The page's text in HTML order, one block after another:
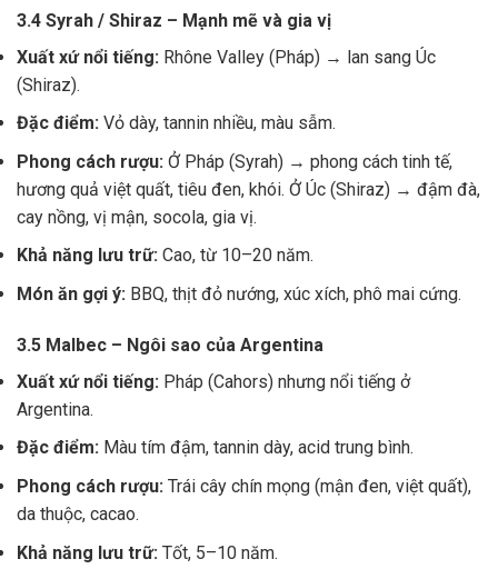
3.4 Syrah / Shiraz – Mạnh mẽ và gia vị
Xuất xứ nổi tiếng: Rhône Valley (Pháp) → lan sang Úc
(Shiraz).
Đặc điểm: Vỏ dày, tannin nhiều, màu sẫm.
Phong cách rượu: Ở Pháp (Syrah) → phong cách tinh tế,
hương quả việt quất, tiêu đen, khói. Ở Úc (Shiraz) → đậm đà,
cay nồng, vị mận, socola, gia vị.
Khả năng lưu trữ: Cao, từ 10–20 năm.
Món ăn gợi ý: BBQ, thịt đỏ nướng, xúc xích, phô mai cứng.
3.5 Malbec – Ngôi sao của Argentina
Xuất xứ nổi tiếng: Pháp (Cahors) nhưng nổi tiếng ở
Argentina.
Đặc điểm: Màu tím đậm, tannin dày, acid trung bình.
Phong cách rượu: Trái cây chín mọng (mận đen, việt quất),
da thuộc, cacao.
Khả năng lưu trữ: Tốt, 5–10 năm.